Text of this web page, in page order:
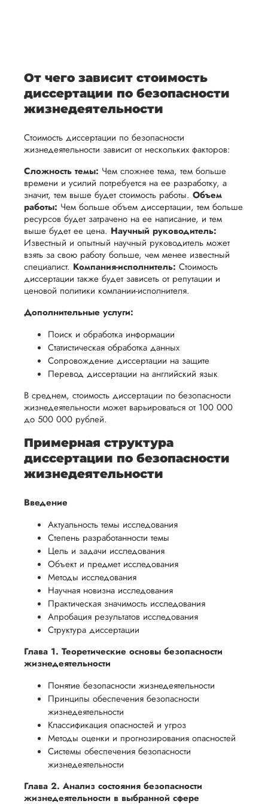
темы.
готовы
предоставить
помощь
подготовке
презентации
и речи
перед
защитой.
Наша
цель -
обеспечить
вам
уверенность
в своей
работе и
вам
успешно
пройти
защиты
научной
и
проведения
проверки
работы,
установленная
сумма
будет
возвращена
заказчику.
Мы
стремимся
осуществлять
процесс
возврата
способом,
для вас,
разумные
сроки
после
утверждения
запроса
на
возврат.
работы. В
начале
сотрудничества
мы
обсудим
договоримся
о сроках
выполнения,
чтобы
учесть
все
аспекты
написания
От чего зависит стоимость
диссертации по безопасности
жизнедеятельности
Стоимость диссертации по безопасности
жизнедеятельности зависит от нескольких факторов:
Сложность темы: Чем сложнее тема, тем больше
времени и усилий потребуется на ее разработку, а
значит, тем выше будет стоимость работы. Объем
работы: Чем больше объем диссертации, тем больше
ресурсов будет затрачено на ее написание, и тем
выше будет ее цена. Научный руководитель:
Известный и опытный научный руководитель может
взять за свою работу больше, чем менее известный
специалист. Компания-исполнитель: Стоимость
диссертации также будет зависеть от репутации и
ценовой политики компании-исполнителя.
Дополнительные услуги:
Поиск и обработка информации
Статистическая обработка данных
Сопровождение диссертации на защите
Перевод диссертации на английский язык
В среднем, стоимость диссертации по безопасности
жизнедеятельности может варьироваться от 100 000
до 500 000 рублей.
Примерная структура
диссертации по безопасности
жизнедеятельности
Введение
Актуальность темы исследования
Степень разработанности темы
Цель и задачи исследования
Объект и предмет исследования
Методы исследования
Научная новизна исследования
Практическая значимость исследования
Апробация результатов исследования
Структура диссертации
Глава 1. Теоретические основы безопасности
жизнедеятельности
Понятие безопасности жизнедеятельности
Принципы обеспечения безопасности
жизнедеятельности
Классификация опасностей и угроз
Методы оценки и прогнозирования опасностей
Системы обеспечения безопасности
жизнедеятельности
Глава 2. Анализ состояния безопасности
жизнедеятельности в выбранной сфере